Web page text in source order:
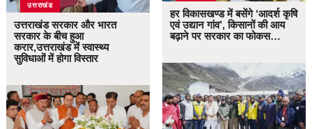
उत्तराखंड
उत्तराखंड सरकार और भारत
सरकार के बीच हुआ
करार,उत्तराखंड में स्वास्थ्य
सुविधाओं में होगा विस्तार
हर विकासखण्ड में बसेंगे ‘आदर्श कृषि
एवं उद्यान गांव’, किसानों की आय
बढ़ाने पर सरकार का फोकस…